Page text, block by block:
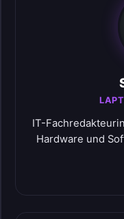
IT-
Hardware und